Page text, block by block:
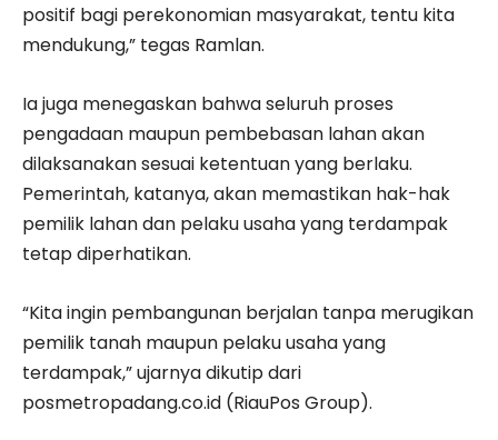
positif bagi perekonomian masyarakat, tentu kita
mendukung,” tegas Ramlan.
Ia juga menegaskan bahwa seluruh proses
pengadaan maupun pembebasan lahan akan
dilaksanakan sesuai ketentuan yang berlaku.
Pemerintah, katanya, akan memastikan hak-hak
pemilik lahan dan pelaku usaha yang terdampak
tetap diperhatikan.
“Kita ingin pembangunan berjalan tanpa merugikan
pemilik tanah maupun pelaku usaha yang
terdampak,” ujarnya dikutip dari
posmetropadang.co.id (RiauPos Group).